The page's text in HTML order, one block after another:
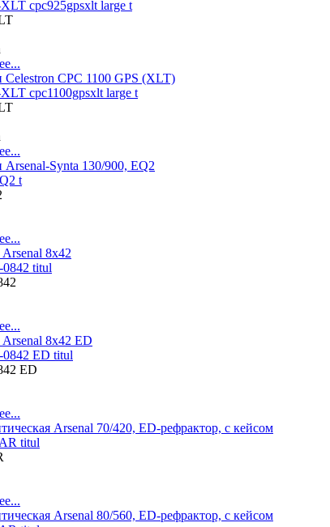
Celestron CPC 1100 GPS (XLT)
Arsenal-Synta 130/900, EQ2
8х42
8х42 ED
ED
Arsenal 70/420, ED-рефрактор, с кейсом
Arsenal 80/560, ED-рефрактор, с кейсом